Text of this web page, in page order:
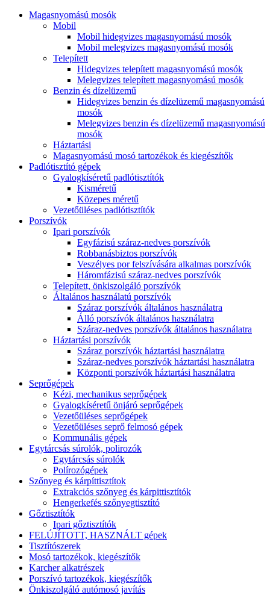
Magasnyomású mosók
Mobil
Mobil hidegvizes magasnyomású mosók
Mobil melegvizes magasnyomású mosók
Telepített
Hidegvizes telepített magasnyomású mosók
Melegvizes telepített magasnyomású mosók
Benzin és dízelüzemű
Hidegvizes benzin és dízelüzemű magasnyomású
mosók
Melegvizes benzin és dízelüzemű magasnyomású
mosók
Háztartási
Magasnyomású mosó tartozékok és kiegészítők
Padlótisztító gépek
Gyalogkíséretű padlótisztítók
Kisméretű
Közepes méretű
Vezetőüléses padlótisztítók
Porszívók
Ipari porszívók
Egyfázisú száraz-nedves porszívók
Robbanásbiztos porszívók
Veszélyes por felszívására alkalmas porszívók
Háromfázisú száraz-nedves porszívók
Telepített, önkiszolgáló porszívók
Általános használatú porszívók
Száraz porszívók általános használatra
Álló porszívók általános használatra
Száraz-nedves porszívók általános használatra
Háztartási porszívók
Száraz porszívók háztartási használatra
Száraz-nedves porszívók háztartási használatra
Központi porszívók háztartási használatra
Seprőgépek
Kézi, mechanikus seprőgépek
Gyalogkíséretű önjáró seprőgépek
Vezetőüléses seprőgépek
Vezetőüléses seprő felmosó gépek
Kommunális gépek
Egytárcsás súrolók, polirozók
Egytárcsás súrolók
Polírozógépek
Szőnyeg és kárpíttisztítok
Extrakciós szőnyeg és kárpittisztítók
Hengerkefés szőnyegtisztító
Gőztisztítók
Ipari gőztisztítók
FELÚJÍTOTT, HASZNÁLT gépek
Tisztítószerek
Mosó tartozékok, kiegészítők
Karcher alkatrészek
Porszívó tartozékok, kiegészítők
Önkiszolgáló autómosó javítás